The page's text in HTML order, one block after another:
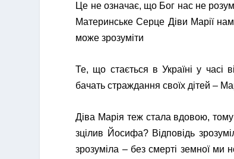
Це не означає, що Бог нас не
Материнське Серце Діви Марії
може зрозуміти
Те, що стається в Україні у часі
бачать страждання своїх дітей –
Діва Марія теж стала вдовою,
зцілив Йосифа? Відповідь
зрозуміла – без смерті земної ми